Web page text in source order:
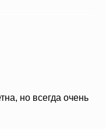
но всегда очень